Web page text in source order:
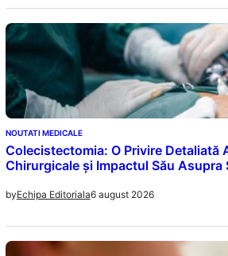
NOUTATI MEDICALE
Colecistectomia: O Privire Detaliată
Chirurgicale și Impactul Său Asupra
byEchipa Editoriala6 august 2026